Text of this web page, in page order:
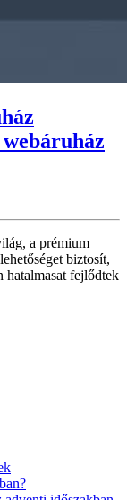
a prémium
biztosít,
hatalmasat fejlődtek